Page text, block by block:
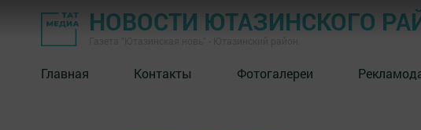
НОВОСТИ ЮТАЗИНСКОГО
Главная Контакты Фотогалереи